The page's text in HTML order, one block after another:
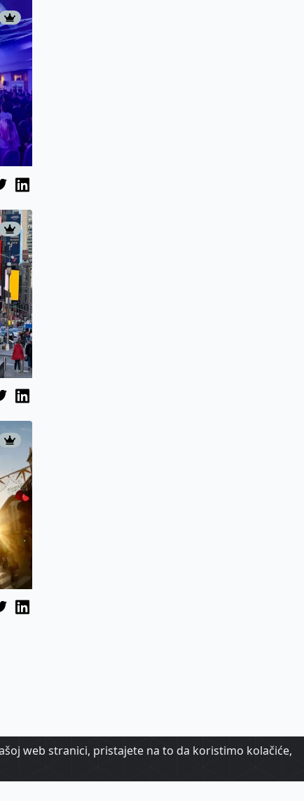
web stranici, pristajete na to da koristimo kolačiće,